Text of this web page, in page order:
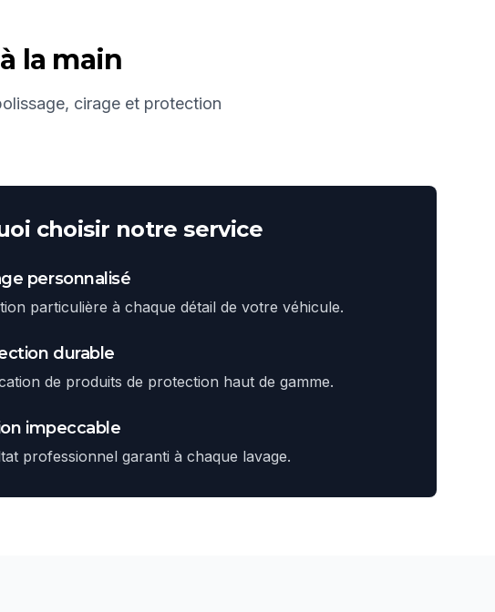
la main
cirage et protection
choisir notre service
personnalisé
particulière à chaque détail de votre véhicule.
durable
de produits de protection haut de gamme.
impeccable
professionnel garanti à chaque lavage.